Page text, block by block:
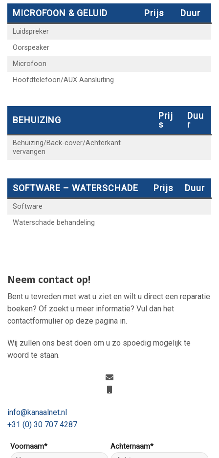
MICROFOON & GELUID Prijs Duur
Luidspreker
Oorspeaker
Microfoon
Hoofdtelefoon/AUX Aansluiting
BEHUIZING
Prij
S
Duu
R
Behuizing/Back-cover/Achterkant
vervangen
SOFTWARE – WATERSCHADE Prijs Duur
Software
Waterschade behandeling
Neem contact op!
Bent u tevreden met wat u ziet en wilt u direct een reparatie
boeken? Of zoekt u meer informatie? Vul dan het
contactformulier op deze pagina in.
Wij zullen ons best doen om u zo spoedig mogelijk te
woord te staan.
info@kanaalnet.nl
+31 (0) 30 707 4287
Voornaam* Achternaam*